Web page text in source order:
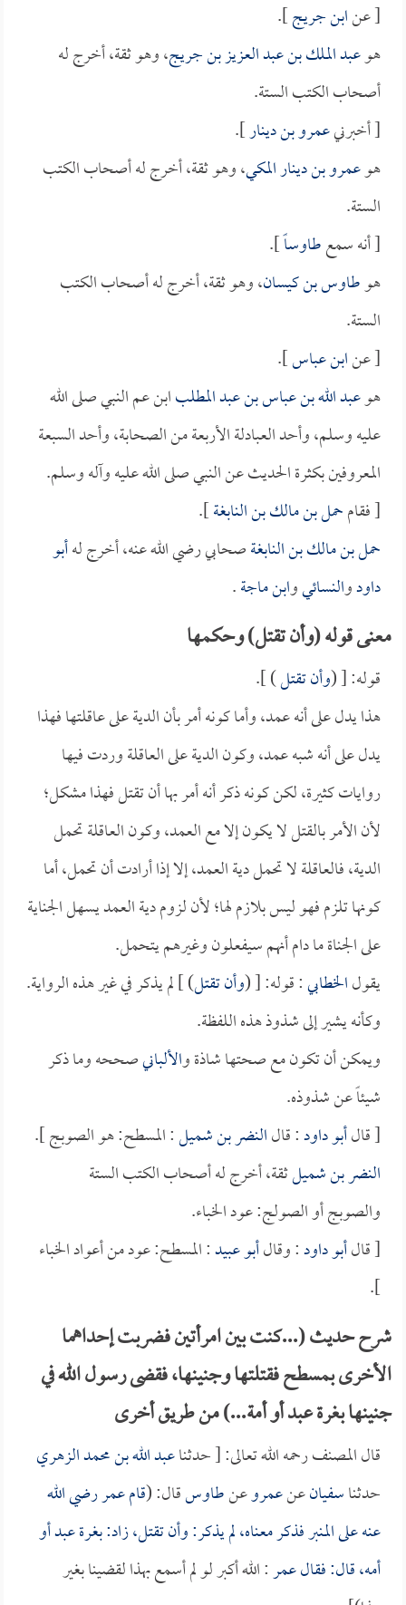
[ عنابن جريج].
هوعبد الملك بن عبد العزيز بن جريج، وهو ثقة، أخرج له
أصحاب الكتب الستة.
[ أخبرنيعمرو بن دينار].
هوعمرو بن دينار المكي، وهو ثقة، أخرج له أصحاب الكتب
الستة.
[ أنه سمعطاوساً].
هوطاوس بن كيسان، وهو ثقة، أخرج له أصحاب الكتب
الستة.
[ عنابن عباس].
هوعبد الله بن عباس بن عبد المطلبابن عم النبي صلى الله
عليه وسلم، وأحد العبادلة الأربعة من الصحابة، وأحد السبعة
المعروفين بكثرة الحديث عن النبي صلى الله عليه وآله وسلم.
[ فقامحمل بن مالك بن النابغة].
حمل بن مالك بن النابغةصحابي رضي الله عنه، أخرج لهأبو
داودوالنسائيوابن ماجة.
معنى قوله (وأن تقتل) وحكمها
قوله: [ (وأن تقتل) ].
هذا يدل على أنه عمد، وأما كونه أمر بأن الدية على عاقلتها فهذا
يدل على أنه شبه عمد، وكون الدية على العاقلة وردت فيها
روايات كثيرة، لكن كونه ذكر أنه أمر بها أن تقتل فهذا مشكل؛
لأن الأمر بالقتل لا يكون إلا مع العمد، وكون العاقلة تحمل
الدية، فالعاقلة لا تحمل دية العمد، إلا إذا أرادت أن تحمل، أما
كونها تلزم فهو ليس بلازم لها؛ لأن لزوم دية العمد يسهل الجناية
على الجناة ما دام أنهم سيفعلون وغيرهم يتحمل.
يقولالخطابي: قوله: [ (وأن تقتل) ] لم يذكر في غير هذه الرواية.
وكأنه يشير إلى شذوذ هذه اللفظة.
ويمكن أن تكون مع صحتها شاذة والألبانيصححه وما ذكر
شيئاً عن شذوذه.
[ قالأبو داود: قالالنضر بن شميل: المسطح: هو الصوبج ].
النضر بن شميلثقة، أخرج له أصحاب الكتب الستة
والصوبج أو الصولج: عود الخباء.
[ قالأبو داود: وقالأبو عبيد: المسطح: عود من أعواد الخباء
].
شرح حديث (...كنت بين امرأتين فضربت إحداهما
الأخرى بمسطح فقتلتها وجنينها، فقضى رسول الله في
جنينها بغرة عبد أو أمة...) من طريق أخرى
قال المصنف رحمه الله تعالى: [ حدثناعبد الله بن محمد الزهري
حدثناسفيانعنعمروعنطاوسقال: (قامعمررضي الله
عنه على المنبر فذكر معناه، لم يذكر: وأن تقتل، زاد: بغرة عبد أو
أمه، قال: فقالعمر: الله أكبر لو لم أسمع بهذا لقضينا بغير